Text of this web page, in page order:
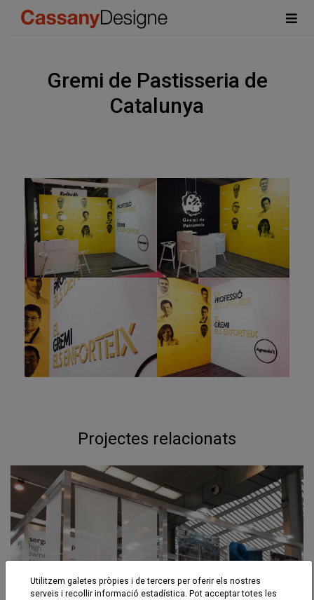
Gremi de Pastisseria de
Catalunya
Projectes relacionats
Utilitzem galetes pròpies i de tercers per oferir els nostres
serveis i recollir informació estadística. Pot acceptar totes les